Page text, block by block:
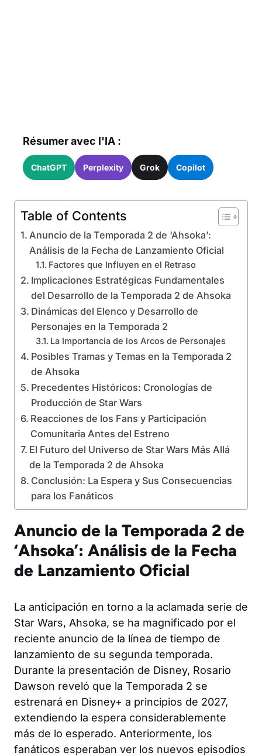
Résumer avec l'IA :
ChatGPT Perplexity Grok Copilot
Table of Contents
Anuncio de la Temporada 2 de ‘Ahsoka’:
Análisis de la Fecha de Lanzamiento Oficial
Factores que Influyen en el Retraso
Implicaciones Estratégicas Fundamentales
del Desarrollo de la Temporada 2 de Ahsoka
Dinámicas del Elenco y Desarrollo de
Personajes en la Temporada 2
La Importancia de los Arcos de Personajes
Posibles Tramas y Temas en la Temporada 2
de Ahsoka
Precedentes Históricos: Cronologías de
Producción de Star Wars
Reacciones de los Fans y Participación
Comunitaria Antes del Estreno
El Futuro del Universo de Star Wars Más Allá
de la Temporada 2 de Ahsoka
Conclusión: La Espera y Sus Consecuencias
para los Fanáticos
Anuncio de la Temporada 2 de
‘Ahsoka’: Análisis de la Fecha
de Lanzamiento Oficial
La anticipación en torno a la aclamada serie de
Star Wars, Ahsoka, se ha magnificado por el
reciente anuncio de la línea de tiempo de
lanzamiento de su segunda temporada.
Durante la presentación de Disney, Rosario
Dawson reveló que la Temporada 2 se
estrenará en Disney+ a principios de 2027,
extendiendo la espera considerablemente
más de lo esperado. Anteriormente, los
fanáticos esperaban ver los nuevos episodios